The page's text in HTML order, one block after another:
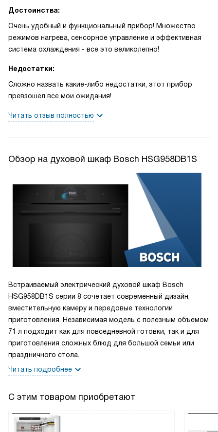
Достоинства:
Очень удобный и функциональный прибор! Множество
режимов нагрева, сенсорное управление и эффективная
система охлаждения - все это великолепно!
Недостатки:
Сложно назвать какие-либо недостатки, этот прибор
превзошел все мои ожидания!
Читать отзыв полностью
Обзор на духовой шкаф Bosch HSG958DB1S
Встраиваемый электрический духовой шкаф Bosch
HSG958DB1S серии 8 сочетает современный дизайн,
вместительную камеру и передовые технологии
приготовления. Независимая модель с полезным объемом
71 л подходит как для повседневной готовки, так и для
приготовления сложных блюд для большой семьи или
праздничного стола.
Читать подробнее
С этим товаром приобретают